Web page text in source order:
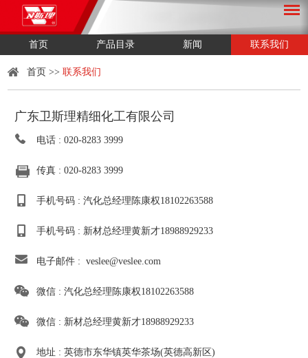
首页 产品目录 新闻 联系我们
首页 >>联系我们
广东卫斯理精细化工有限公司
电话 : 020-8283 3999
传真 : 020-8283 3999
手机号码 : 汽化总经理陈康权18102263588
手机号码 : 新材总经理黄新才18988929233
电子邮件 : veslee@veslee.com
微信 : 汽化总经理陈康权18102263588
微信 : 新材总经理黄新才18988929233
地址 : 英德市东华镇英华茶场(英德高新区)